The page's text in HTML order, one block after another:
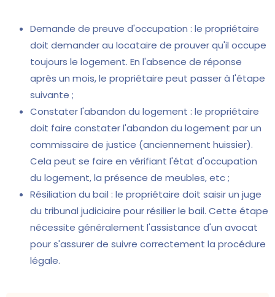
Demande de preuve d'occupation : le propriétaire
doit demander au locataire de prouver qu'il occupe
toujours le logement. En l'absence de réponse
après un mois, le propriétaire peut passer à l'étape
suivante ;
Constater l'abandon du logement : le propriétaire
doit faire constater l'abandon du logement par un
commissaire de justice (anciennement huissier).
Cela peut se faire en vérifiant l'état d'occupation
du logement, la présence de meubles, etc ;
Résiliation du bail : le propriétaire doit saisir un juge
du tribunal judiciaire pour résilier le bail. Cette étape
nécessite généralement l'assistance d'un avocat
pour s'assurer de suivre correctement la procédure
légale.